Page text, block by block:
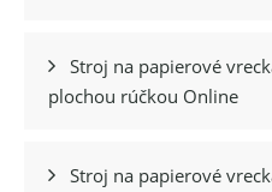

Stroj na papierové
plochou rúčkou Online
 Stroj na papierové